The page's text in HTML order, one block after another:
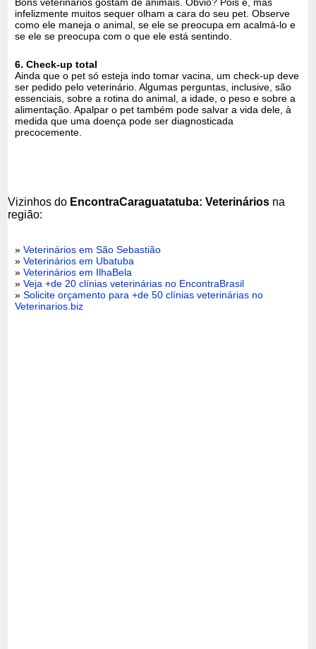
infelizmente muitos sequer olham a cara do seu pet. Observe
como ele maneja o animal, se ele se preocupa em acalmá-lo e
se ele se preocupa com o que ele está sentindo.
6. Check-up total
Ainda que o pet só esteja indo tomar vacina, um check-up deve
ser pedido pelo veterinário. Algumas perguntas, inclusive, são
essenciais, sobre a rotina do animal, a idade, o peso e sobre a
alimentação. Apalpar o pet também pode salvar a vida dele, à
medida que uma doença pode ser diagnosticada
precocemente.
Vizinhos do EncontraCaraguatatuba: Veterinários na
região:
»Veterinários em São Sebastião
»Veterinários em Ubatuba
»Veterinários em IlhaBela
»Veja +de 20 clínias veterinárias no EncontraBrasil
»Solicite orçamento para +de 50 clínias veterinárias no
Veterinarios.biz